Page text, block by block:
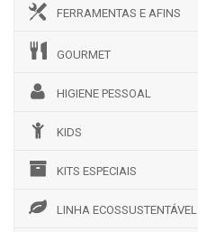
FERRAMENTAS E AFINS
GOURMET
HIGIENE PESSOAL
KIDS
KITS ESPECIAIS
LINHA ECOSSUSTENTÁVEL